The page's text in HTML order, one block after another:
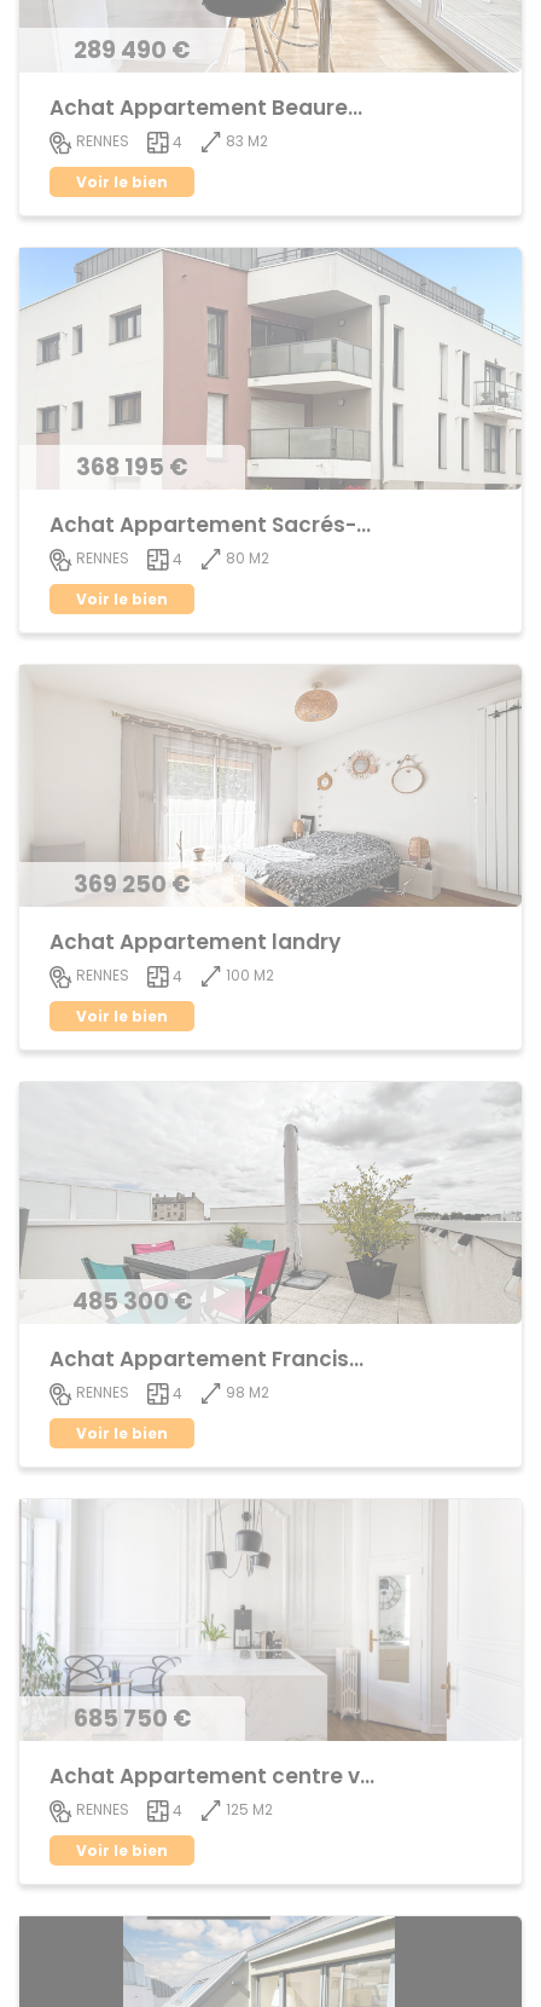
289 490 €
Achat Appartement Beauregard
RENNES 4
83 M2
Voir le bien
368 195 €
Achat Appartement Sacrés-Coeurs
RENNES 4
80 M2
Voir le bien
369 250 €
Achat Appartement landry
RENNES 4
100 M2
Voir le bien
485 300 €
Achat Appartement Francisco ferrer
RENNES 4
98 M2
Voir le bien
685 750 €
Achat Appartement centre ville
RENNES 4
125 M2
Voir le bien